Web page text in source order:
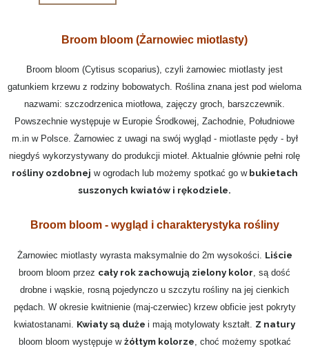
Broom bloom (Żarnowiec miotlasty)
Broom bloom (Cytisus scoparius), czyli żarnowiec miotlasty jest
gatunkiem krzewu z rodziny bobowatych. Roślina znana jest pod wieloma
nazwami: szczodrzenica miotłowa, zajęczy groch, barszczewnik.
Powszechnie występuje w Europie Środkowej, Zachodnie, Południowe
m.in w Polsce. Żarnowiec z uwagi na swój wygląd - miotlaste pędy - był
niegdyś wykorzystywany do produkcji mioteł. Aktualnie głównie pełni rolę
rośliny ozdobnej w ogrodach lub możemy spotkać go wbukietach
suszonych kwiatów i rękodziele.
Broom bloom - wygląd i charakterystyka rośliny
Żarnowiec miotlasty wyrasta maksymalnie do 2m wysokości. Liście
broom bloom przez cały rok zachowują zielony kolor, są dość
drobne i wąskie, rosną pojedynczo u szczytu rośliny na jej cienkich
pędach. W okresie kwitnienie (maj-czerwiec) krzew obficie jest pokryty
kwiatostanami. Kwiaty są duże i mają motylowaty kształt. Z natury
bloom bloom występuje w żółtym kolorze, choć możemy spotkać